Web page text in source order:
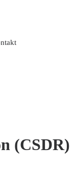
(CSDR)